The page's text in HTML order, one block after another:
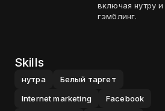
включая нутру и
гэмблинг.
Skills
нутра
Белый таргет
Internet marketing
Facebook